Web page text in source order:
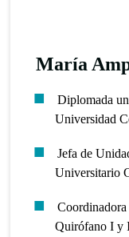
María
Diplomada
Universidad
Jefa de
Universitario
Quirófano I y